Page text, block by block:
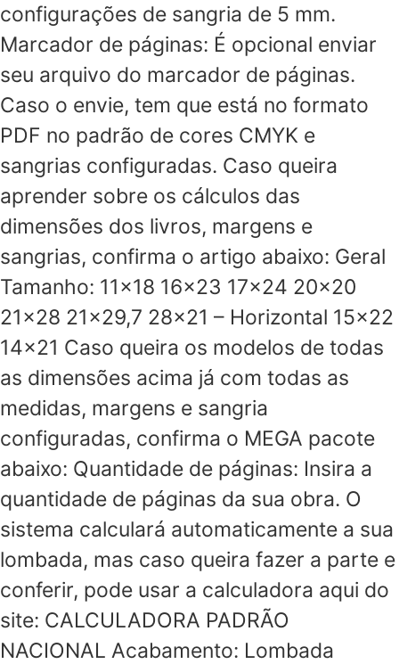
configurações de sangria de 5 mm.
Marcador de páginas: É opcional enviar
seu arquivo do marcador de páginas.
Caso o envie, tem que está no formato
PDF no padrão de cores CMYK e
sangrias configuradas. Caso queira
aprender sobre os cálculos das
dimensões dos livros, margens e
sangrias, confirma o artigo abaixo: Geral
Tamanho: 11×18 16×23 17×24 20×20
21×28 21×29,7 28×21 – Horizontal 15×22
14×21 Caso queira os modelos de todas
as dimensões acima já com todas as
medidas, margens e sangria
configuradas, confirma o MEGA pacote
abaixo: Quantidade de páginas: Insira a
quantidade de páginas da sua obra. O
sistema calculará automaticamente a sua
lombada, mas caso queira fazer a parte e
conferir, pode usar a calculadora aqui do
site: CALCULADORA PADRÃO
NACIONAL Acabamento: Lombada